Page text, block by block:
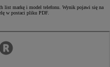
list markę i model telefonu. Wynik pojawi się na
w postaci pliku PDF.